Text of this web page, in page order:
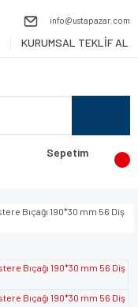
info@ustapazar.com
KURUMSAL TEKLİF AL
Sepetim